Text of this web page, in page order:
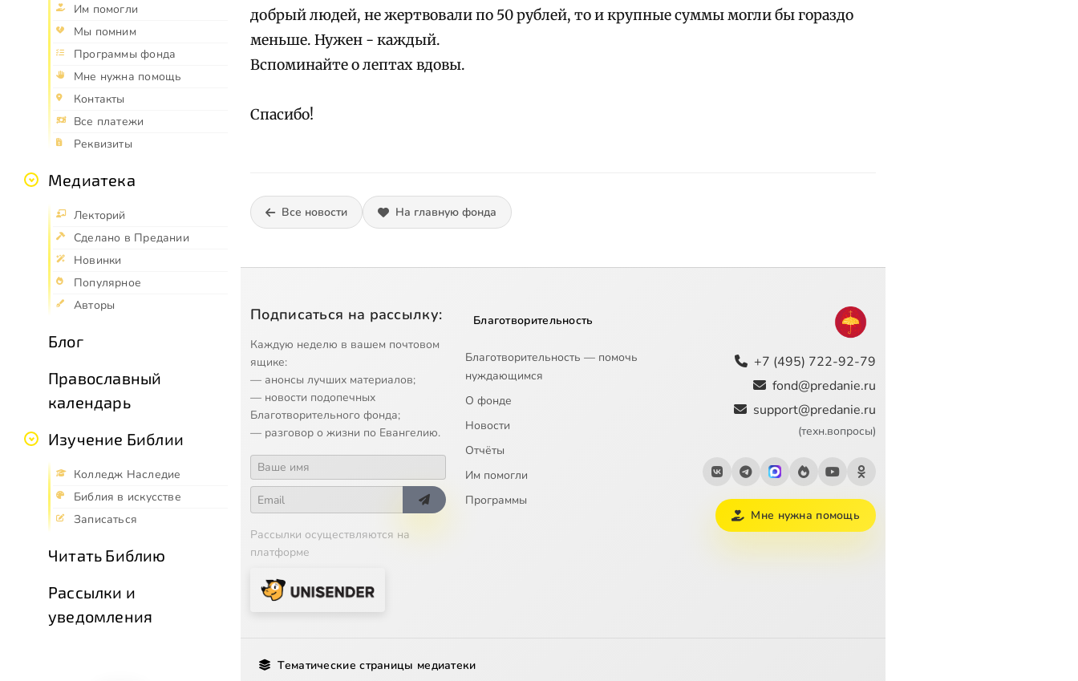
Им помогли
Мы помним
Программы фонда
Мне нужна помощь
Контакты
Все платежи
Реквизиты
Медиатека
Лекторий
Сделано в Предании
Новинки
Популярное
Авторы
Блог
Православный
календарь
Изучение Библии
Колледж Наследие
Библия в искусстве
Записаться
Читать Библию
Рассылки и
уведомления
добрый людей, не жертвовали по 50 рублей, то и крупные суммы могли бы гораздо
меньше. Нужен - каждый.
Вспоминайте о лептах вдовы.
Спасибо!
Все новости На главную фонда
Подписаться на рассылку:
Каждую неделю в вашем почтовом
ящике:
— анонсы лучших материалов;
— новости подопечных
Благотворительного фонда;
— разговор о жизни по Евангелию.
Рассылки осуществляются на
платформе
Благотворительность
Благотворительность — помочь
нуждающимся
О фонде
Новости
Отчёты
Им помогли
Программы
+7 (495) 722-92-79
fond@predanie.ru
support@predanie.ru
(техн.вопросы)
Мне нужна помощь
Тематические страницы медиатеки